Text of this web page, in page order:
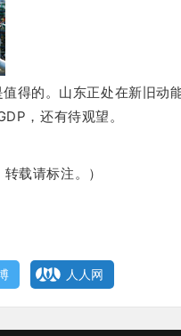
得的。 山东正处在新旧动
，还有待观望。
。）
人人网